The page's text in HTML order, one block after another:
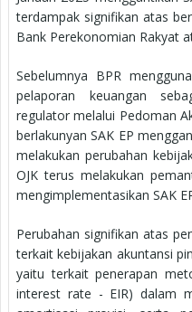
terdampak signifikan atas
Bank Perekonomian Rakyat
Sebelumnya BPR
pelaporan keuangan
regulator melalui Pedoman
berlakunyan SAK EP
melakukan perubahan
OJK terus melakukan
mengimplementasikan SAK
Perubahan signifikan atas
terkait kebijakan akuntansi
yaitu terkait penerapan
interest rate - EIR) dalam